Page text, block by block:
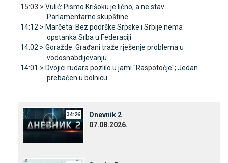
15:03 > Vulić: Pismo Krišoku je lično, a ne stav
Parlamentarne skupštine
14:12 > Marčeta: Bez podrške Srpske i Srbije nema
opstanka Srba u Federaciji
14:02 > Goražde: Građani traže rješenje problema u
vodosnabdijevanju
14:01 > Dvojici rudara pozlilo u jami "Raspotočje"; Јedan
prebačen u bolnicu
34:26
Dnevnik 2
07.08.2026.